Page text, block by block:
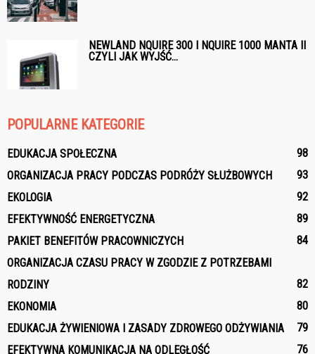
NEWLAND NQUIRE 300 I NQUIRE 1000 MANTA II
CZYLI JAK WYJŚĆ...
POPULARNE KATEGORIE
EDUKACJA SPOŁECZNA
98
ORGANIZACJA PRACY PODCZAS PODRÓŻY SŁUŻBOWYCH
93
EKOLOGIA
92
EFEKTYWNOŚĆ ENERGETYCZNA
89
PAKIET BENEFITÓW PRACOWNICZYCH
84
ORGANIZACJA CZASU PRACY W ZGODZIE Z POTRZEBAMI
RODZINY
82
EKONOMIA
80
EDUKACJA ŻYWIENIOWA I ZASADY ZDROWEGO ODŻYWIANIA
79
EFEKTYWNA KOMUNIKACJA NA ODLEGŁOŚĆ
76